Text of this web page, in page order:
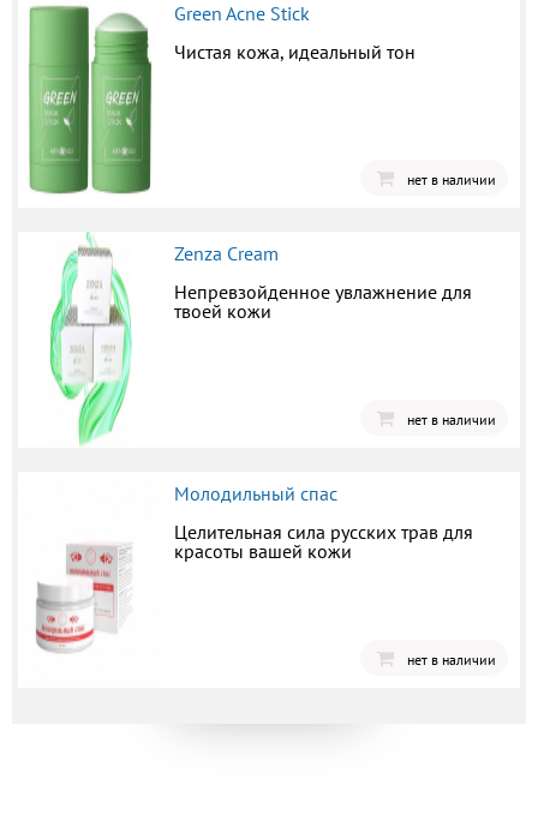
Green Acne Stick
Чистая кожа, идеальный тон
нет в наличии
Zenza Cream
Непревзойденное увлажнение для
твоей кожи
нет в наличии
Молодильный спас
Целительная сила русских трав для
красоты вашей кожи
нет в наличии